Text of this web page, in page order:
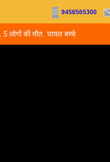
9456565300
5 लोगों की मौत.. घायल बच्चे
जमा;